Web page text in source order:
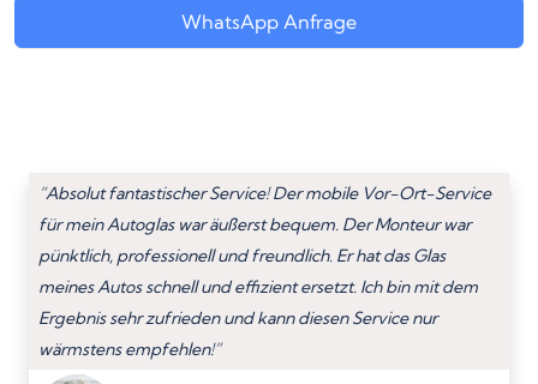
WhatsApp Anfrage
“Absolut fantastischer Service! Der mobile Vor-Ort-Service
für mein Autoglas war äußerst bequem. Der Monteur war
pünktlich, professionell und freundlich. Er hat das Glas
meines Autos schnell und effizient ersetzt. Ich bin mit dem
Ergebnis sehr zufrieden und kann diesen Service nur
wärmstens empfehlen!”